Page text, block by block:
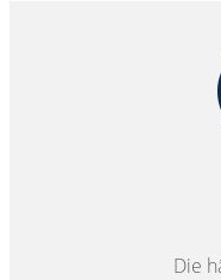
Die